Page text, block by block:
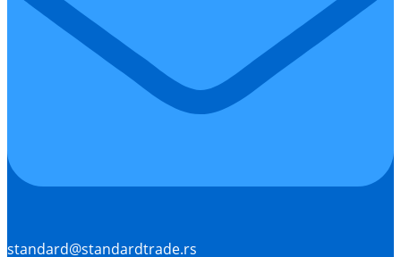
standard@standardtrade.rs